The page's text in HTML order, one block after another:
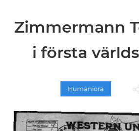
Zimmermann
i första
Humaniora